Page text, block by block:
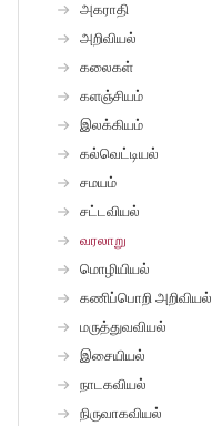
அகராதி
அறிவியல்
கலைகள்
களஞ்சியம்
இலக்கியம்
கல்வெட்டியல்
சமயம்
சட்டவியல்
வரலாறு
மொழியியல்
கணிப்பொறி அறிவியல்
மருத்துவவியல்
இசையியல்
நாடகவியல்
நிருவாகவியல்